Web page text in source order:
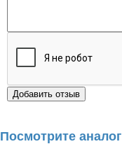
Посмотрите